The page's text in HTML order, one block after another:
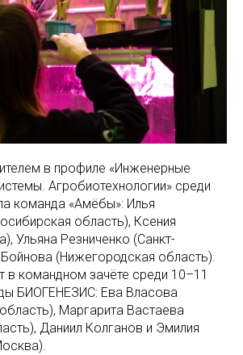
в профиле «Инженерные
Агробиотехнологии» среди
команда «Амёбы»: Илья
область), Ксения
Ульяна Резниченко (Санкт-
Бойнова (Нижегородская область).
в командном зачёте среди 10–11
БИОГЕНЕЗИС: Ева Власова
Маргарита Вастаева
Даниил Колганов и Эмилия